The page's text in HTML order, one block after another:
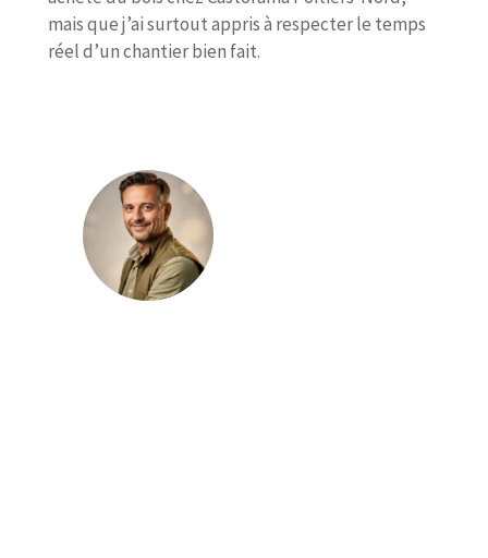
mais que j’ai surtout appris à respecter le temps
réel d’un chantier bien fait.